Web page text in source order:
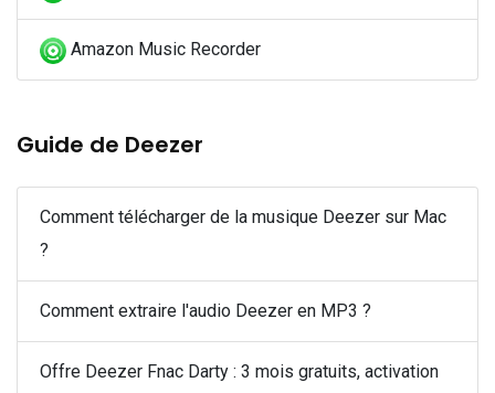
Amazon Music Recorder
Guide de Deezer
Comment télécharger de la musique Deezer sur Mac
?
Comment extraire l'audio Deezer en MP3 ?
Offre Deezer Fnac Darty : 3 mois gratuits, activation